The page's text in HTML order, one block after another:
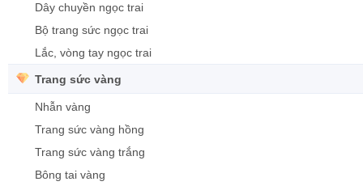
Dây chuyền ngọc trai
Bộ trang sức ngọc trai
Lắc, vòng tay ngọc trai
Trang sức vàng
Nhẫn vàng
Trang sức vàng hồng
Trang sức vàng trắng
Bông tai vàng